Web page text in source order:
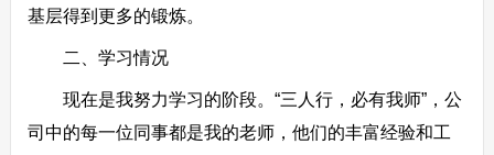
基层得到更多的锻炼。
二、学习情况
现在是我努力学习的阶段。“三人行，必有我师”，公
司中的每一位同事都是我的老师，他们的丰富经验和工